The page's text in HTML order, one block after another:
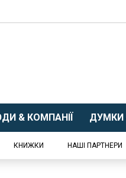
& КОМПАНІЇ ДУМКИ
КНИЖКИ НАШІ ПАРТНЕРИ